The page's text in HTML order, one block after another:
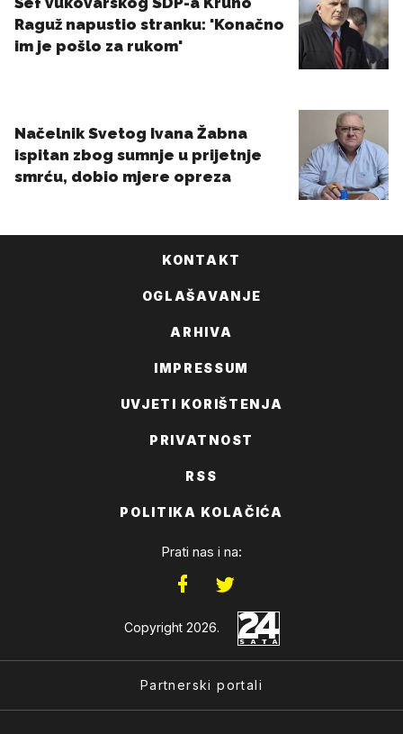
KONTAKT
OGLAŠAVANJE
ARHIVA
IMPRESSUM
UVJETI KORIŠTENJA
PRIVATNOST
RSS
POLITIKA KOLAČIĆA
Prati nas i na:
Copyright 2026.
Partnerski portali